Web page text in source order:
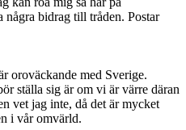
bidrag till tråden. Postar
oroväckande med Sverige.
ställa sig är om vi är värre däran
vet jag inte, då det är mycket
i vår omvärld.